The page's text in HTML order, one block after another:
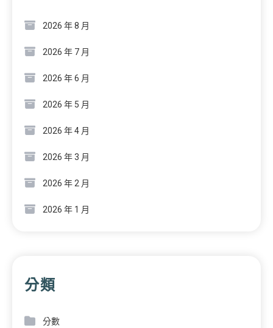
2026 年 8 月
2026 年 7 月
2026 年 6 月
2026 年 5 月
2026 年 4 月
2026 年 3 月
2026 年 2 月
2026 年 1 月
分類
分數